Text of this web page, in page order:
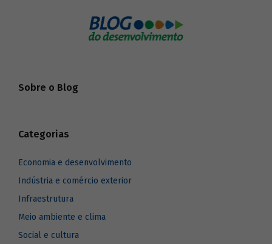
Sobre o Blog
Categorias
Economia e desenvolvimento
Indústria e comércio exterior
Infraestrutura
Meio ambiente e clima
Social e cultura